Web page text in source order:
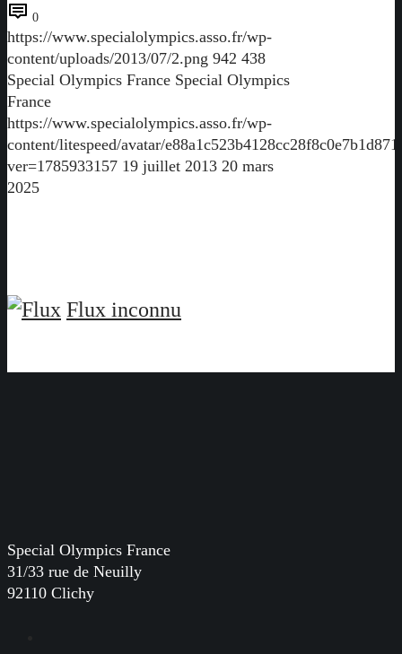
0
https://www.specialolympics.asso.fr/wp-
content/uploads/2013/07/2.png 942 438
Special Olympics France Special Olympics
France
https://www.specialolympics.asso.fr/wp-
content/litespeed/avatar/
ver=1785933157 19 juillet 2013 20 mars
2025
Flux inconnu
Special Olympics France
31/33 rue de Neuilly
92110 Clichy